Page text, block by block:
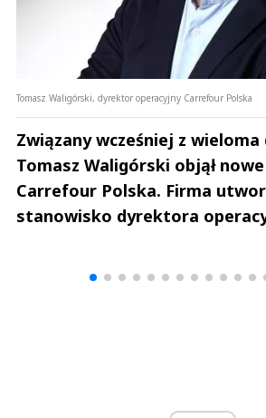
Tomasz Waligórski, dyrektor operacyjny Carrefour Polska
Związany wcześniej z
Tomasz Waligórski objął
Carrefour Polska. Firma
stanowisko dyrektora